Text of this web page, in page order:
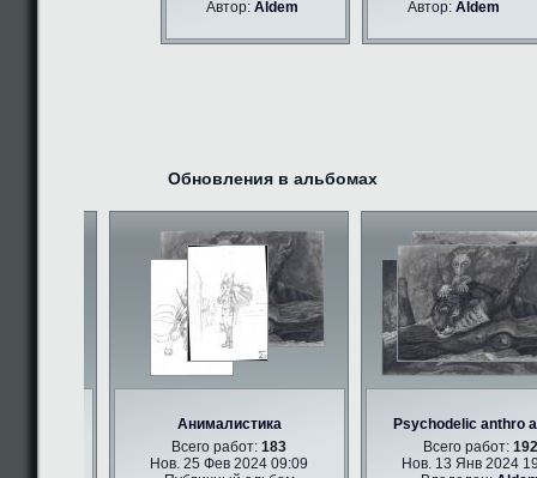
Автор:Aldem
Автор:Aldem
Обновления в альбомах
Анималистика
Всего работ:183
Нов. 25 Фев 2024 09:09
Psychodelic anthro
Всего работ:192
Нов. 13 Янв 2024